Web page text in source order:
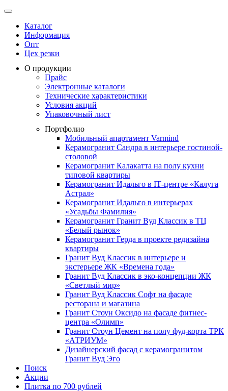
Каталог
Информация
Опт
Цех резки
О продукции
Прайс
Электронные каталоги
Технические характеристики
Условия акций
Упаковочный лист
Портфолио
Мобильный апартамент Varmind
Керамогранит Сандра в интерьере гостиной-
столовой
Керамогранит Калакатта на полу кухни
типовой квартиры
Керамогранит Идальго в IТ-центре «Калуга
Астрал»
Керамогранит Идальго в интерьерах
«Усадьбы Фамилия»
Керамогранит Гранит Вуд Классик в ТЦ
«Белый рынок»
Керамогранит Герда в проекте редизайна
квартиры
Гранит Вуд Классик в интерьере и
экстерьере ЖК «Времена года»
Гранит Вуд Классик в эко-концепции ЖК
«Светлый мир»
Гранит Вуд Классик Софт на фасаде
ресторана и магазина
Гранит Стоун Оксидо на фасаде фитнес-
центра «Олимп»
Гранит Стоун Цемент на полу фуд-корта ТРК
«АТРИУМ»
Дизайнер­ский фасад с керамогранитом
Гранит Вуд Эго
Поиск
Акции
Плитка по 700 рублей